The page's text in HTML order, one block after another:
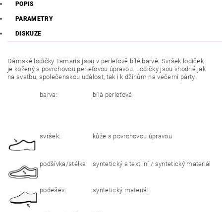
POPIS
PARAMETRY
DISKUZE
Dámské lodičky Tamaris jsou v perleťově bílé barvě. Svršek lodiček
je kožený s povrchovou perleťovou úpravou. Lodičky jsou vhodné jak
na svatbu, společenskou událost, tak i k džínům na večerní párty.
barva: bílá perleťová
svršek: kůže s povrchovou úpravou
podšívka/stélka: syntetický a textilní / syntetický materiál
podešev: syntetický materiál